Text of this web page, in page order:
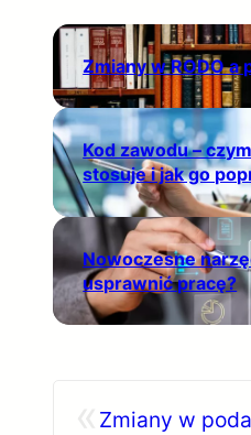
Zmiany w RODO a
Kod zawodu –
stosuje i jak go
Nowoczesne
usprawnić pracę?
Zmiany w